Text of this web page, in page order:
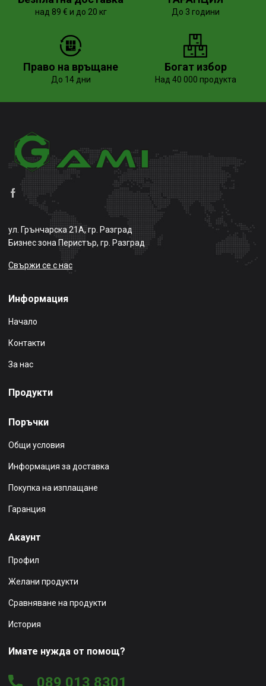
над 89 € и до 20 кг До 3 години
Право на връщане
До 14 дни
Богат избор
Над 40 000 продукта
ул. Грънчарска 21А, гр. Разград
Бизнес зона Перистър, гр. Разград
Свържи се с нас
Информация
Начало
Контакти
За нас
Продукти
Поръчки
Общи условия
Информация за доставка
Покупка на изплащане
Гаранция
Акаунт
Профил
Желани продукти
Сравняване на продукти
История
Имате нужда от помощ?
089 013 8301